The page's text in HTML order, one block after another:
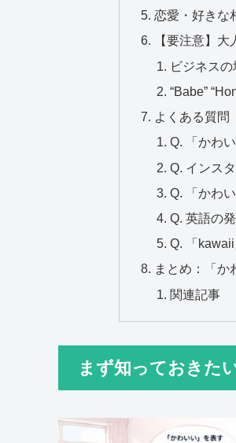
恋愛・好きな
【要注意】
ビジネスの
“Babe”
よくある質問
Q. 「かわ
Q. インス
Q. 「かわ
Q. 英語の
Q. 「
まとめ：「か
関連記事
まず知っておきた